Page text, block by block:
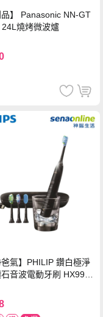
品】 Panasonic NN-GT
24L燒烤微波爐
爸氣】PHILIP 鑽白極淨
音波電動牙刷 HX992